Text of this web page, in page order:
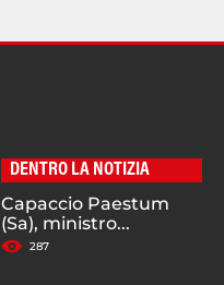
DENTRO LA NOTIZIA
Capaccio Paestum
(Sa), ministro...
287